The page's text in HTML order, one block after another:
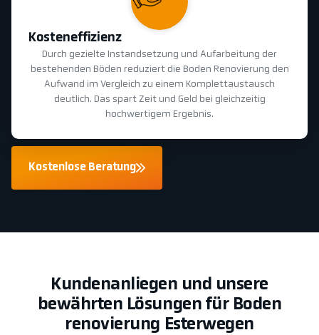
Kosteneffizienz
Durch gezielte Instandsetzung und Aufarbeitung der
bestehenden Böden reduziert die Boden Renovierung den
Aufwand im Vergleich zu einem Komplettaustausch
deutlich. Das spart Zeit und Geld bei gleichzeitig
hochwertigem Ergebnis.
Kostenlose Beratung
Kundenanliegen und unsere
bewährten Lösungen für Boden
renovierung Esterwegen